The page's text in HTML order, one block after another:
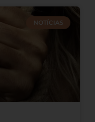
NOTÍCIAS